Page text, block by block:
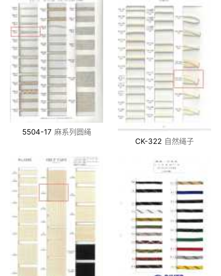
5504-17 麻系列圆绳
CK-322 自然绳子